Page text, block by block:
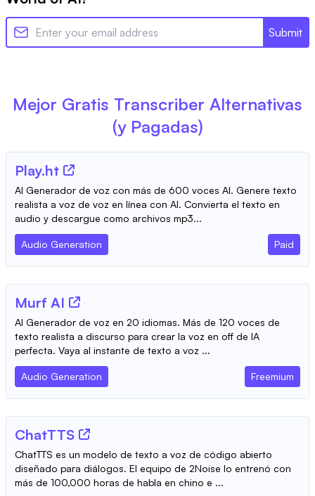
Submit
Mejor Gratis Transcriber Alternativas
(y Pagadas)
Play.ht
AI Generador de voz con más de 600 voces AI. Genere texto
realista a voz de voz en línea con AI. Convierta el texto en
audio y descargue como archivos mp3...
Audio Generation Paid
Murf AI
AI Generador de voz en 20 idiomas. Más de 120 voces de
texto realista a discurso para crear la voz en off de IA
perfecta. Vaya al instante de texto a voz ...
Audio Generation Freemium
ChatTTS
ChatTTS es un modelo de texto a voz de código abierto
diseñado para diálogos. El equipo de 2Noise lo entrenó con
más de 100,000 horas de habla en chino e ...